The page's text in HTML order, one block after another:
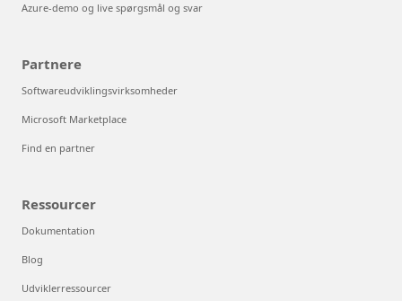
Azure-demo og live spørgsmål og svar
Partnere
Softwareudviklingsvirksomheder
Microsoft Marketplace
Find en partner
Ressourcer
Dokumentation
Blog
Udviklerressourcer